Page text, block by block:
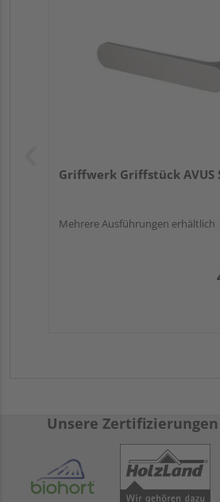
Griffwerk Griffstück AVUS
Mehrere Ausführungen erhältlich
Unsere